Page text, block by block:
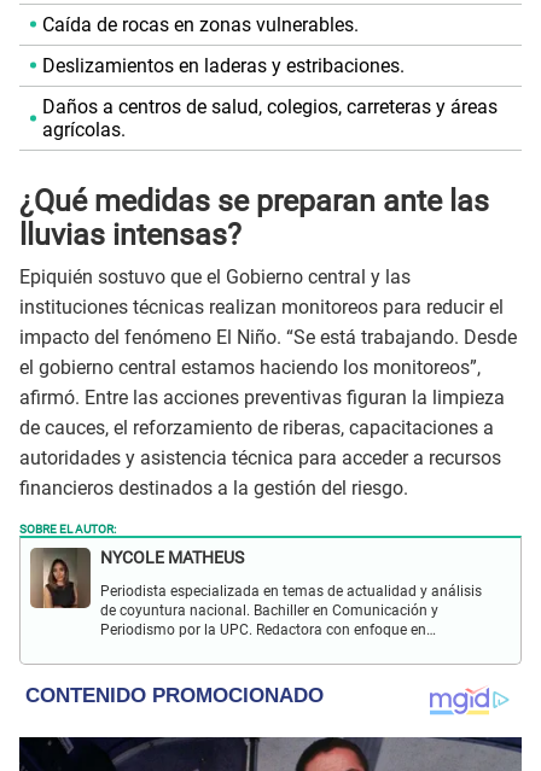
Caída de rocas en zonas vulnerables.
Deslizamientos en laderas y estribaciones.
Daños a centros de salud, colegios, carreteras y áreas
agrícolas.
¿Qué medidas se preparan ante las
lluvias intensas?
Epiquién sostuvo que el Gobierno central y las
instituciones técnicas realizan monitoreos para reducir el
impacto del fenómeno El Niño. “Se está trabajando. Desde
el gobierno central estamos haciendo los monitoreos”,
afirmó. Entre las acciones preventivas figuran la limpieza
de cauces, el reforzamiento de riberas, capacitaciones a
autoridades y asistencia técnica para acceder a recursos
financieros destinados a la gestión del riesgo.
SOBRE EL AUTOR:
NYCOLE MATHEUS
Periodista especializada en temas de actualidad y análisis
de coyuntura nacional. Bachiller en Comunicación y
Periodismo por la UPC. Redactora con enfoque en
revista Wapa.